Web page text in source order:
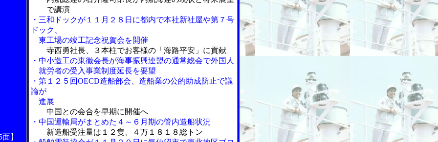
】
で講演
・三和ドックが１１月２８日に都内で本社新社屋や第７号
ドック、
東工場の竣工記念祝賀会を開催
寺西勇社長、３本柱でお客様の「海路平安」に貢献
・中小造工の東徹会長が海事振興連盟の通常総会で外国人
就労者の受入事業制度延長を要望
・第１２５回OECD造船部会、造船業の公的助成防止で議
論が
進展
中国との会合を早期に開催へ
・中国運輸局がまとめた４～６月期の管内造船状況
新造船受注量は１２隻、４万１８１８総トン